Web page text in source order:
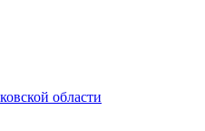
области